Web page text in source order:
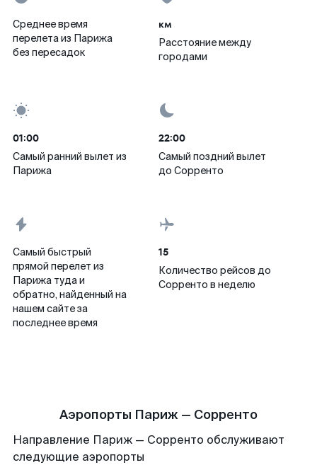
Среднее время
перелета из Парижа
без пересадок
км
Расстояние между
городами
01:00
Самый ранний вылет из
Парижа
22:00
Самый поздний вылет
до Сорренто
Самый быстрый
прямой перелет из
Парижа туда и
обратно, найденный на
нашем сайте за
последнее время
15
Количество рейсов до
Сорренто в неделю
Аэропорты Париж — Сорренто
Направление Париж — Сорренто обслуживают
следующие аэропорты